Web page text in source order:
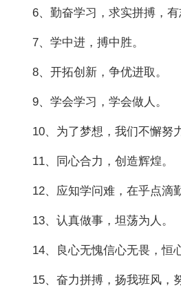
6、勤奋学习，求实拼搏，有
7、学中进，搏中胜。
8、开拓创新，争优进取。
9、学会学习，学会做人。
10、为了梦想，我们不懈努
11、同心合力，创造辉煌。
12、应知学问难，在乎点滴
13、认真做事，坦荡为人。
14、良心无愧信心无畏，恒
15、奋力拼搏，扬我班风，